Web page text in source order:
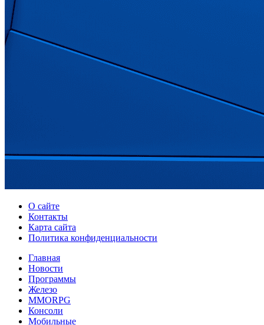
О сайте
Контакты
Карта сайта
Политика конфиденциальности
Главная
Новости
Программы
Железо
MMORPG
Консоли
Мобильные